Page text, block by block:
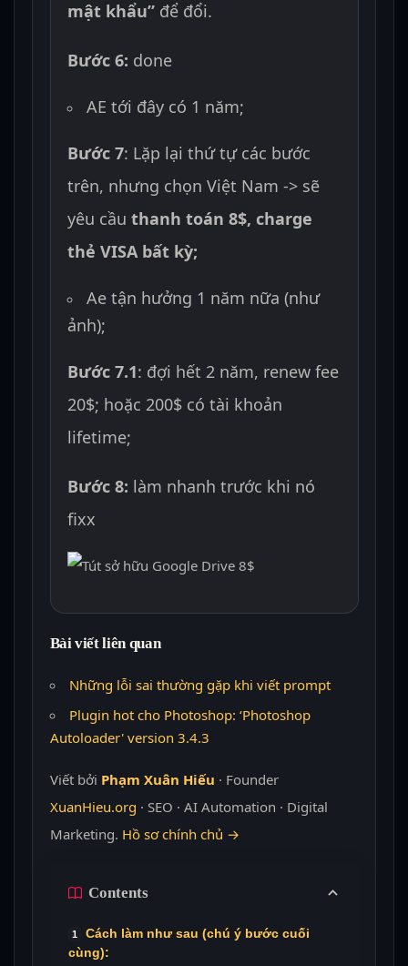
mật khẩu” để đổi.
Bước 6: done
AE tới đây có 1 năm;
Bước 7: Lặp lại thứ tự các bước
trên, nhưng chọn Việt Nam -> sẽ
yêu cầuthanh toán 8$, charge
thẻ VISA bất kỳ;
Ae tận hưởng 1 năm nữa (như
ảnh);
Bước 7.1: đợi hết 2 năm, renew fee
20$; hoặc 200$ có tài khoản
lifetime;
Bước 8: làm nhanh trước khi nó
fixx
Bài viết liên quan
Những lỗi sai thường gặp khi viết prompt
Plugin hot cho Photoshop: ‘Photoshop
Autoloader' version 3.4.3
Viết bởi Phạm Xuân Hiếu · Founder
XuanHieu.org · SEO · AI Automation · Digital
Marketing. Hồ sơ chính chủ →
Contents
Cách làm như sau (chú ý bước cuối
cùng):